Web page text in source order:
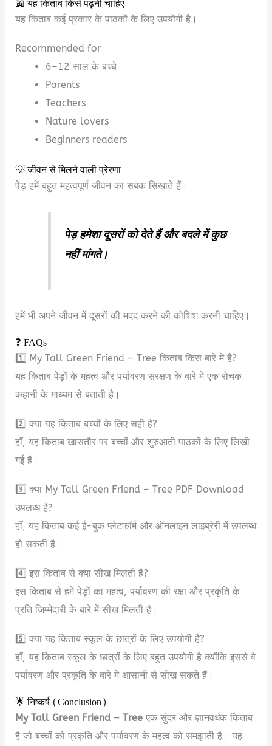
यह किताब कई प्रकार के पाठकों के लिए उपयोगी है।
Recommended for
6–12 साल के बच्चे
Parents
Teachers
Nature lovers
Beginners readers
💡 जीवन से मिलने वाली प्रेरणा
पेड़ हमें बहुत महत्वपूर्ण जीवन का सबक सिखाते हैं।
पेड़ हमेशा दूसरों को देते हैं और बदले में कुछ
नहीं मांगते।
हमें भी अपने जीवन में दूसरों की मदद करने की कोशिश करनी चाहिए।
❓ FAQs
1️⃣ My Tall Green Friend – Tree किताब किस बारे में है?
यह किताब पेड़ों के महत्व और पर्यावरण संरक्षण के बारे में एक रोचक
कहानी के माध्यम से बताती है।
2️⃣ क्या यह किताब बच्चों के लिए सही है?
हाँ, यह किताब खासतौर पर बच्चों और शुरुआती पाठकों के लिए लिखी
गई है।
3️⃣ क्या My Tall Green Friend – Tree PDF Download
उपलब्ध है?
हाँ, यह किताब कई ई-बुक प्लेटफॉर्म और ऑनलाइन लाइब्रेरी में उपलब्ध
हो सकती है।
4️⃣ इस किताब से क्या सीख मिलती है?
इस किताब से हमें पेड़ों का महत्व, पर्यावरण की रक्षा और प्रकृति के
प्रति जिम्मेदारी के बारे में सीख मिलती है।
5️⃣ क्या यह किताब स्कूल के छात्रों के लिए उपयोगी है?
हाँ, यह किताब स्कूल के छात्रों के लिए बहुत उपयोगी है क्योंकि इससे वे
पर्यावरण और प्रकृति के बारे में आसानी से सीख सकते हैं।
🌟 निष्कर्ष (Conclusion)
My Tall Green Friend – Tree एक सुंदर और ज्ञानवर्धक किताब
है जो बच्चों को प्रकृति और पर्यावरण के महत्व को समझाती है। यह